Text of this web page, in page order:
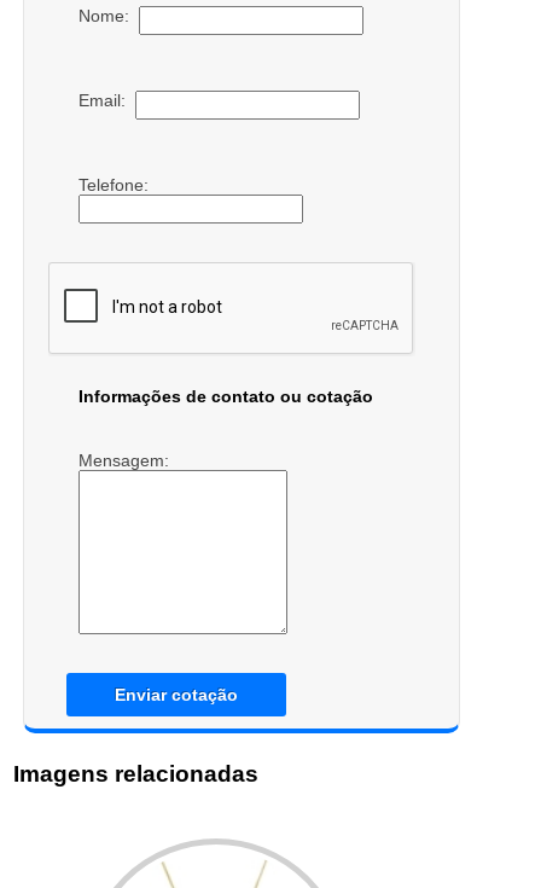
Nome:
Email:
Telefone:
Informações de contato ou cotação
Mensagem:
Enviar cotação
Imagens relacionadas